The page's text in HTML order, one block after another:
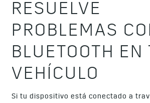
RESUELVE
PROBLEMAS
BLUETOOTH EN
VEHÍCULO
Si tu dispositivo está conectado a